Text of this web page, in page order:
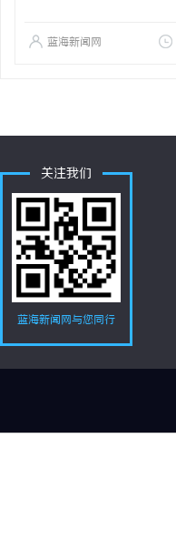
蓝海新闻网
关注我们
蓝海新闻网与您同行